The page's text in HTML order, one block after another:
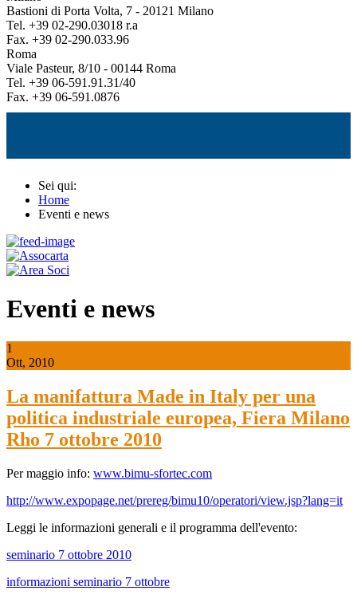
Bastioni di Porta Volta, 7 - 20121 Milano
Tel. +39 02-290.03018 r.a
Fax. +39 02-290.033.96
Roma
Viale Pasteur, 8/10 - 00144 Roma
Tel. +39 06-591.91.31/40
Fax. +39 06-591.0876
Sei qui:
Home
Eventi e news
Eventi e news
1
Ott, 2010
La manifattura Made in Italy per una
politica industriale europea, Fiera Milano
Rho 7 ottobre 2010
Per maggio info: www.bimu-sfortec.com
http://www.expopage.net/prereg/bimu10/operatori/view.jsp?lang=it
Leggi le informazioni generali e il programma dell'evento:
seminario 7 ottobre 2010
informazioni seminario 7 ottobre